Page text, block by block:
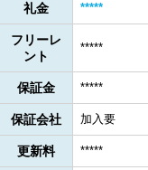
礼金 *****
フリーレ
ント
*****
保証金 *****
保証会社 加入要
更新料 *****